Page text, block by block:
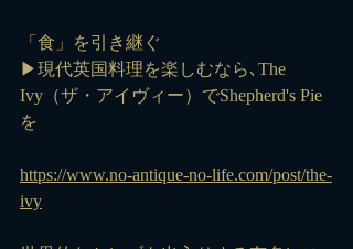
「食」を引き継ぐ
▶現代英国料理を楽しむなら､The
Ivy（ザ・アイヴィー）でShepherd's Pie
を
https://www.no-antique-no-life.com/post/the-
ivy